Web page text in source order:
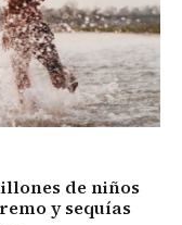
de niños
y sequías